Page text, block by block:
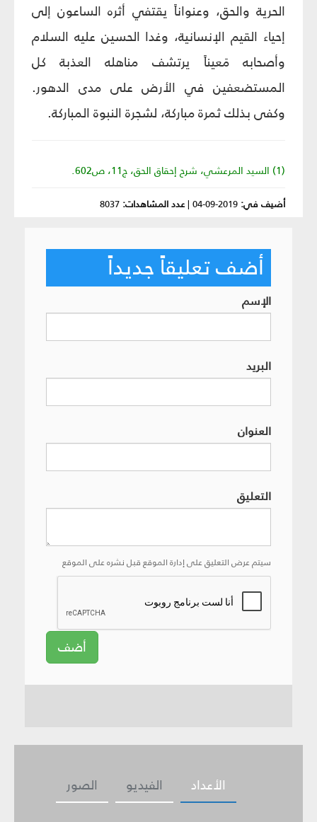
الحرية والحق، وعنواناً يقتفي أثره الساعون إلى
إحياء القيم الإنسانية، وغدا الحسين عليه السلام
وأصحابه مَعيناً يرتشف مناهله العذبة كل
المستضعفين في الأرض على مدى الدهور.
وكفى بذلك ثمرة مباركة، لشجرة النبوة المباركة.
(1) السيد المرعشي، شرح إحقاق الحق، ج11، ص602.
أضيف في: 2019-09-04
|عدد المشاهدات: 8037
أضف تعليقاً جديداً
الإسم
البريد
العنوان
التعليق
سيتم عرض التعليق على إدارة الموقع قبل نشره على الموقع
أضف
الصور الفيديو الأعداد